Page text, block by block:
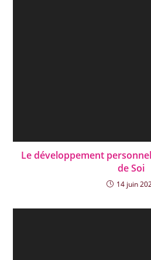
Le développement
de Soi
14 juin